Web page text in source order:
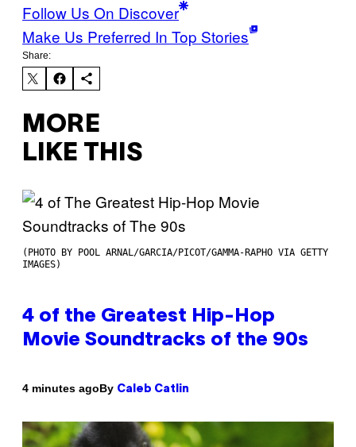
Follow Us On Discover
Make Us Preferred In Top Stories
Share:
MORE
LIKE THIS
(PHOTO BY POOL ARNAL/GARCIA/PICOT/GAMMA-RAPHO VIA GETTY
IMAGES)
4 of the Greatest Hip-Hop
Movie Soundtracks of the 90s
4 minutes agoBy Caleb Catlin